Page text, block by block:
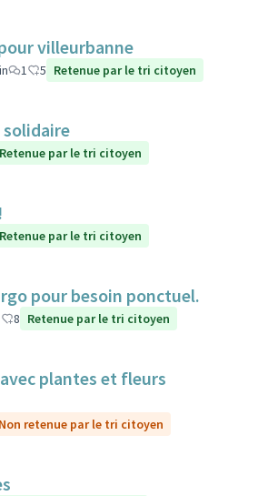
villeurbanne
1 5 Retenue par le tri citoyen
Retenue par le tri citoyen
Retenue par le tri citoyen
pour besoin ponctuel.
8 Retenue par le tri citoyen
plantes et fleurs
Non retenue par le tri citoyen